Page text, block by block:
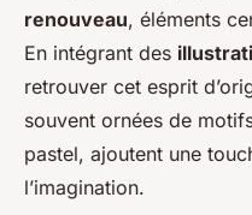
renouveau, éléments
En intégrant des
retrouver cet esprit
souvent ornées de
pastel, ajoutent une
l’imagination.